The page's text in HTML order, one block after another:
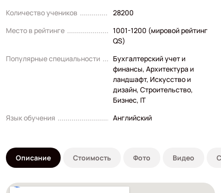
Количество учеников
28200
Место в рейтинге
1001-1200 (мировой рейтинг
QS)
Популярные специальности
Бухгалтерский учет и
финансы, Архитектура и
ландшафт, Искусство и
дизайн, Строительство,
Бизнес, IT
Язык обучения
Английский
Описание Стоимость Фото Видео